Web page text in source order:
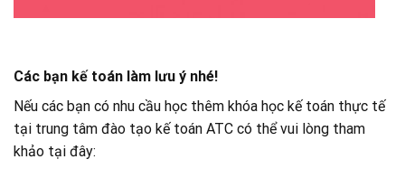
Các bạn kế toán làm lưu ý nhé!
Nếu các bạn có nhu cầu học thêm khóa học kế toán thực tế
tại trung tâm đào tạo kế toán ATC có thể vui lòng tham
khảo tại đây: